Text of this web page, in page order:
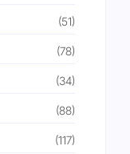
(51)
(78)
(34)
(88)
(117)